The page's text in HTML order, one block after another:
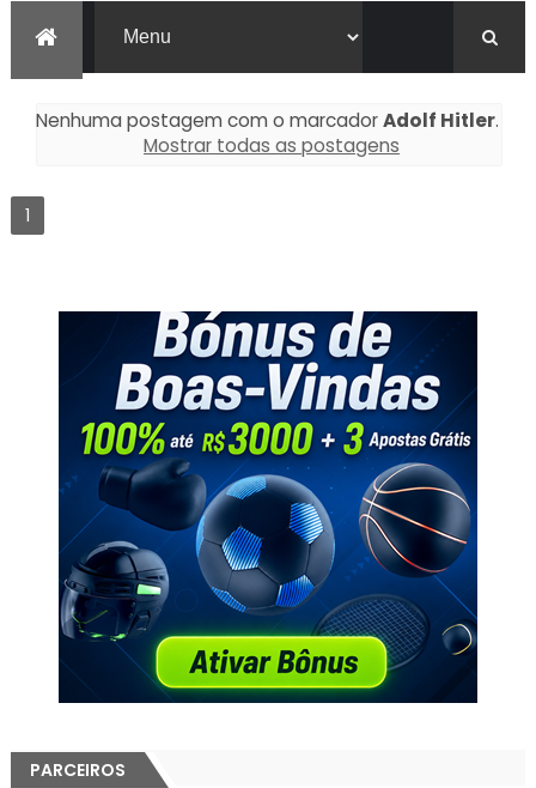
Nenhuma postagem com o marcadorAdolf Hitler.
Mostrar todas as postagens
1
PARCEIROS